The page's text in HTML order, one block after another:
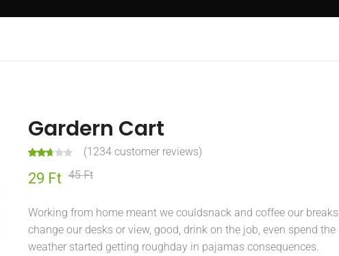
Gardern Cart
elés
2.70
értéke
lés
alapjá
n
(1234customer reviews)
45FtOriginal
was:
45 Ft.
29 Ft
Current
is:
29 Ft.
Working from home meant we couldsnack and coffee our breaks
change our desks or view, good, drink on the job, even spend the
weather started getting roughday in pajamas consequences.